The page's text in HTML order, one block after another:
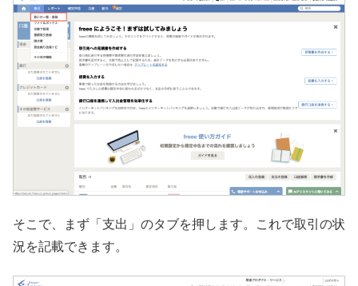
そこで、まず「支出」のタブを押します。これで取引の状
況を記載できます。